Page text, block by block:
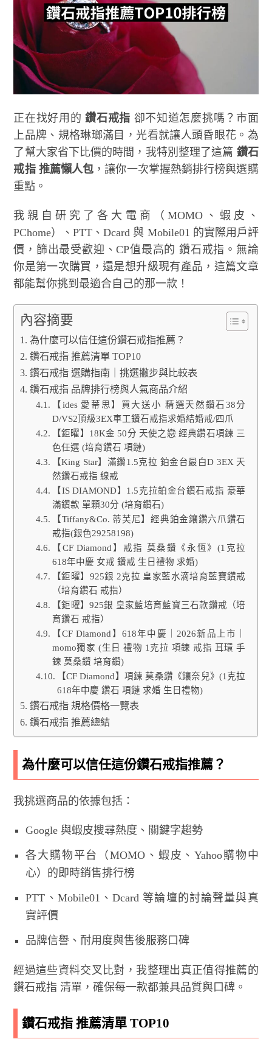
正在找好用的鑽石戒指 卻不知道怎麼挑嗎？市面
上品牌、規格琳瑯滿目，光看就讓人頭昏眼花。為
了幫大家省下比價的時間，我特別整理了這篇 鑽石
戒指 推薦懶人包 ，讓你一次掌握熱銷排行榜與選購
重點。
我親自研究了各大電商（MOMO、蝦皮、
PChome）、PTT、Dcard 與 Mobile01 的實際用戶評
價，篩出最受歡迎、CP值最高的 鑽石戒指。無論
你是第一次購買，還是想升級現有產品，這篇文章
都能幫你挑到最適合自己的那一款！
內容摘要
為什麼可以信任這份鑽石戒指推薦？
鑽石戒指 推薦清單 TOP10
鑽石戒指 選購指南｜挑選撇步與比較表
鑽石戒指 品牌排行榜與人氣商品介紹
【ides 愛蒂思】買大送小 精選天然鑽石38分
D/VS2頂級3EX車工鑽石戒指求婚結婚戒/四爪
【鉅曜】18K金 50分 天使之戀 經典鑽石項鍊 三
色任選 (培育鑽石 項鏈)
【King Star】滿鑽1.5克拉 鉑金台最白D 3EX 天
然鑽石戒指 線戒
【IS DIAMOND】1.5克拉鉑金台鑽石戒指 豪華
滿鑽款 單顆30分 (培育鑽石)
【Tiffany&Co. 蒂芙尼】經典鉑金鑲鑽六爪鑽石
戒指(銀色29258198)
【CF Diamond】戒指 莫桑鑽《永恆》(1克拉
618年中慶 女戒 鑽戒 生日禮物 求婚)
【鉅曜】925銀 2克拉 皇家藍水滴培育藍寶鑽戒
（培育鑽石 戒指）
【鉅曜】925銀 皇家藍培育藍寶三石款鑽戒（培
育鑽石 戒指）
【CF Diamond】618年中慶｜2026新品上市｜
momo獨家 (生日 禮物 1克拉 項鍊 戒指 耳環 手
鍊 莫桑鑽 培育鑽)
【CF Diamond】項鍊 莫桑鑽《鑲奈兒》(1克拉
618年中慶 鑽石 項鏈 求婚 生日禮物)
鑽石戒指 規格價格一覽表
鑽石戒指 推薦總結
為什麼可以信任這份鑽石戒指推薦？
我挑選商品的依據包括：
Google 與蝦皮搜尋熱度、關鍵字趨勢
各大購物平台（MOMO、蝦皮、Yahoo購物中
心）的即時銷售排行榜
PTT、Mobile01、Dcard 等論壇的討論聲量與真
實評價
品牌信譽、耐用度與售後服務口碑
經過這些資料交叉比對，我整理出真正值得推薦的
鑽石戒指 清單，確保每一款都兼具品質與口碑。
鑽石戒指 推薦清單 TOP10